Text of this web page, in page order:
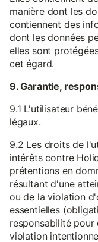
manière dont les
contiennent des
dont les données
elles sont
cet égard.
9. Garantie,
9.1 L'utilisateur
légaux.
9.2 Les droits de
intérêts contre
prétentions en
résultant d'une
ou de la violation
essentielles
responsabilité pour
violation